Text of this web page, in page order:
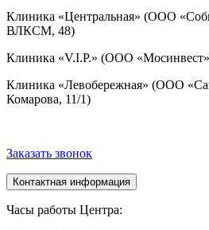
Клиника «Центральная» (ООО
ВЛКСМ, 48)
Клиника «V.I.P.» (ООО
Клиника «Левобережная» (ООО
Комарова, 11/1)
Заказать звонок
Контактная информация
Часы работы Центра: